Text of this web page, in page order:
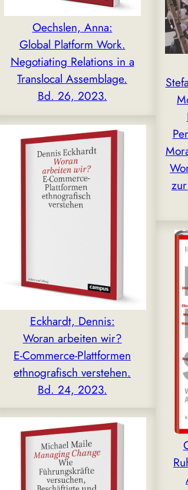
Oechslen, Anna:
Global Platform Work.
Negotiating Relations in a
Translocal Assemblage.
Bd. 26, 2023.
Eckhardt, Dennis:
Woran arbeiten wir?
E-Commerce-Plattformen
ethnografisch verstehen.
Bd. 24, 2023.